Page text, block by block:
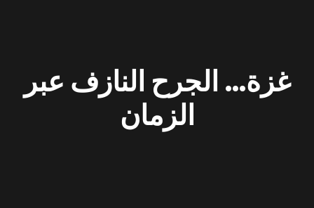
غزة… الجرح النازف عبر
الزمان